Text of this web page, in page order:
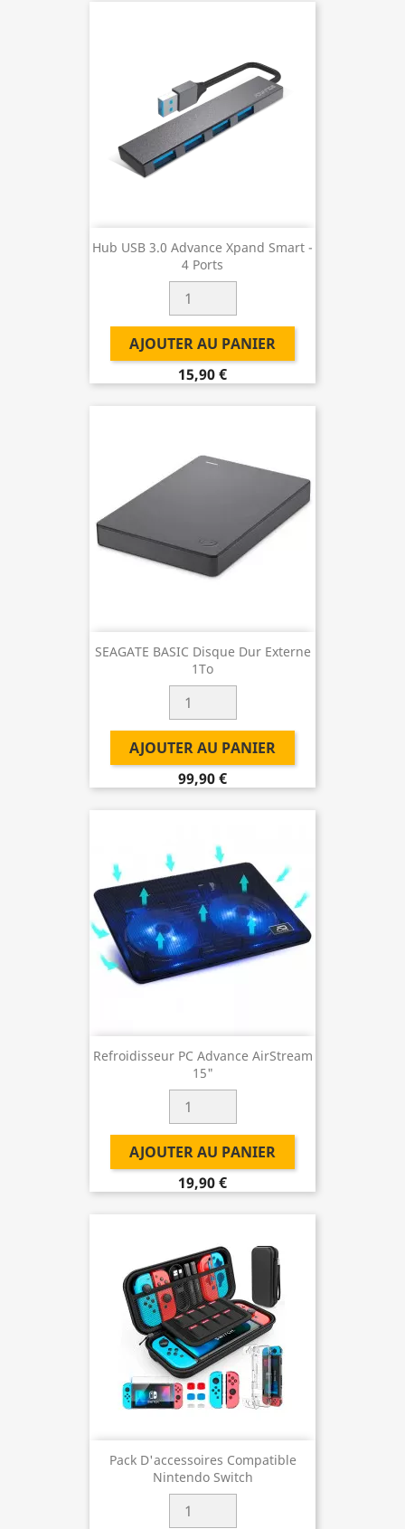
Hub USB 3.0 Advance Xpand Smart -
4 Ports
AJOUTER AU PANIER
15,90 €
SEAGATE BASIC Disque Dur Externe
1To
AJOUTER AU PANIER
99,90 €
Refroidisseur PC Advance AirStream
15"
AJOUTER AU PANIER
19,90 €
Pack D'accessoires Compatible
Nintendo Switch